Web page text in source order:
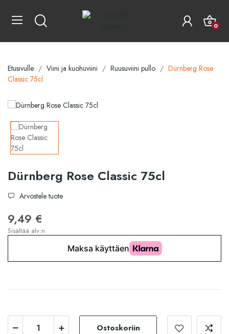
0
Etusivulle Viini ja kuohuviini Ruusuviini pullo
Dürnberg Rose
Classic 75cl
Dürnberg Rose Classic 75cl
Arvostele tuote
9,49 €
Sisältää alv:n
Ostoskoriin